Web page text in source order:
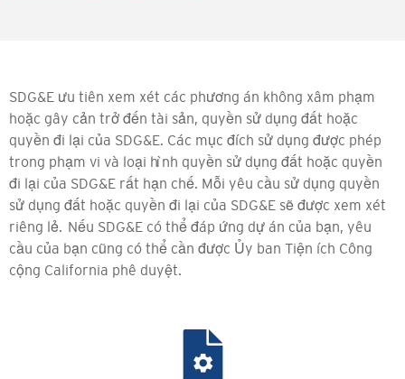
SDG&E ưu tiên xem xét các phương án không xâm phạm
hoặc gây cản trở đến tài sản, quyền sử dụng đất hoặc
quyền đi lại của SDG&E. Các mục đích sử dụng được phép
trong phạm vi và loại hình quyền sử dụng đất hoặc quyền
đi lại của SDG&E rất hạn chế. Mỗi yêu cầu sử dụng quyền
sử dụng đất hoặc quyền đi lại của SDG&E sẽ được xem xét
riêng lẻ. Nếu SDG&E có thể đáp ứng dự án của bạn, yêu
cầu của bạn cũng có thể cần được Ủy ban Tiện ích Công
cộng California phê duyệt.